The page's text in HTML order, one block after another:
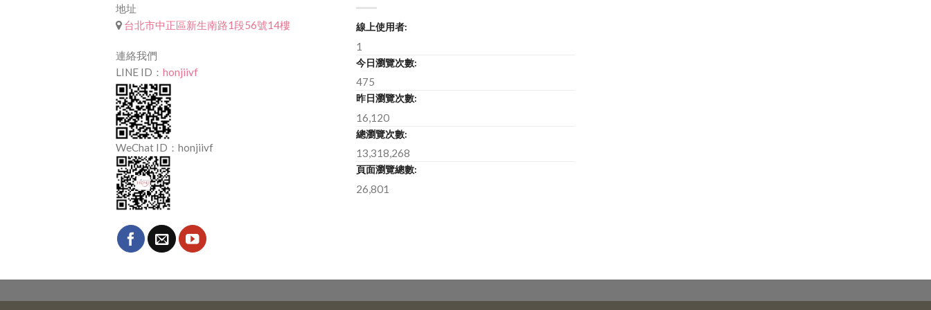
地址
台北市中正區新生南路1段56號14樓
連絡我們
LINE ID： honjiivf
WeChat ID：honjiivf
線上使用者:
1
今日瀏覽次數:
475
昨日瀏覽次數:
16,120
總瀏覽次數:
13,318,268
頁面瀏覽總數:
26,801